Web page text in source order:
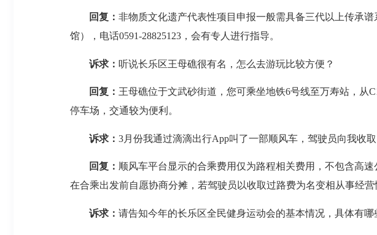
回复： 非物质文化遗产代表性项目申报一般需具备三代以上传承
馆），电话0591-28825123，会有专人进行指导。
诉求： 听说长乐区王母礁很有名，怎么去游玩比较方便？
回复： 王母礁位于文武砂街道，您可乘坐地铁6号线至万寿站，从
停车场，交通较为便利。
诉求： 3月份我通过滴滴出行App叫了一部顺风车，驾驶员向我收
回复： 顺风车平台显示的合乘费用仅为路程相关费用，不包含高
在合乘出发前自愿协商分摊，若驾驶员以收取过路费为名变相从事经
诉求： 请告知今年的长乐区全民健身运动会的基本情况，具体有哪